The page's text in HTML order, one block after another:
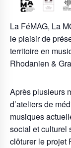
La FéMAG, La
le plaisir de
territoire en
Rhodanien &
Après plusieurs
d’ateliers de
musiques
social et culturel
clôturer le projet